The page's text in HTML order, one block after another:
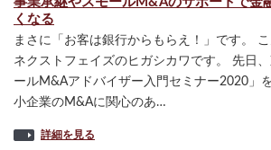
くなる
まさに「お客は銀行からもらえ！」です。
ネクストフェイズのヒガシカワです。 先日
ールM&Aアドバイザー入門セミナー2020」
小企業のM&Aに関心のあ…
詳細を見る